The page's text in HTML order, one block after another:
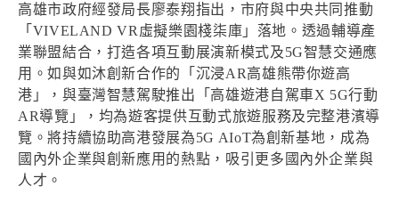
高雄市政府經發局長廖泰翔指出，市府與中央共同推動
「VIVELAND VR虛擬樂園棧柒庫」落地。透過輔導產
業聯盟結合，打造各項互動展演新模式及5G智慧交通應
用。如與如沐創新合作的「沉浸AR高雄熊帶你遊高
港」，與臺灣智慧駕駛推出「高雄遊港自駕車X 5G行動
AR導覽」，均為遊客提供互動式旅遊服務及完整港濱導
覽。將持續協助高港發展為5G AIoT為創新基地，成為
國內外企業與創新應用的熱點，吸引更多國內外企業與
人才。